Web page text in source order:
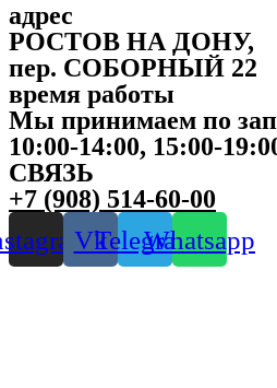
адрес
РОСТОВ НА ДОНУ,
пер. СОБОРНЫЙ 22
время работы
Мы принимаем по
10:00-14:00, 15:00-
СВЯЗЬ
+7 (908) 514-60-00
VkTelegramWhatsapp